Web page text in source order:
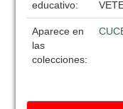
educativo:
Aparece en
las
colecciones: